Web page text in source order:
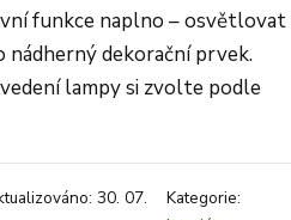
funkce naplno – osvětlovat
nádherný dekorační prvek.
lampy si zvolte podle
30. 07.
Kategorie: